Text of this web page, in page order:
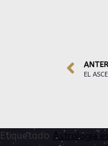
EL
Etiquetado Astrología